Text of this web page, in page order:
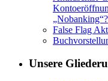
„Nobanking“?
False Flag
Unsere